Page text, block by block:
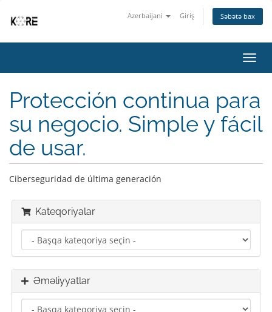
Azerbaijani Giriş Səbətə bax
keçid
Protección continua para
su negocio. Simple y fácil
de usar.
Ciberseguridad de última generación
Kateqoriyalar
Əməliyyatlar